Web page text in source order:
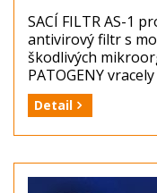
SACÍ FILTR AS-1
antivirový filtr s
škodlivých
PATOGENY
měl měnit po
likvidovat jako
Balení: 1ks
Dostupnost: zboží
Detail